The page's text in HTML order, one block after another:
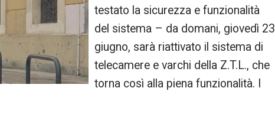
testato la sicurezza e funzionalità
del sistema – da domani, giovedì 23
giugno, sarà riattivato il sistema di
telecamere e varchi della Z.T.L., che
torna così alla piena funzionalità. I